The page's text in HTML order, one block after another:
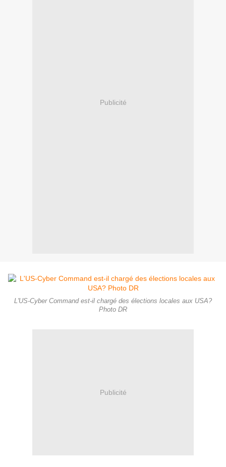
Publicité
L'US-Cyber Command est-il chargé des élections locales aux USA?
Photo DR
Publicité